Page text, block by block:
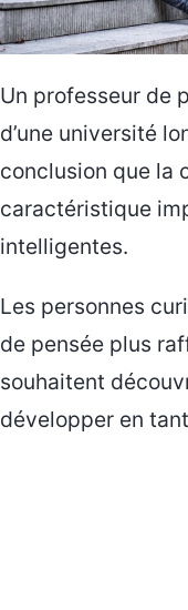
Un professeur de
d’une université
conclusion que la
caractéristique
intelligentes.
Les personnes
de pensée plus
souhaitent
développer en